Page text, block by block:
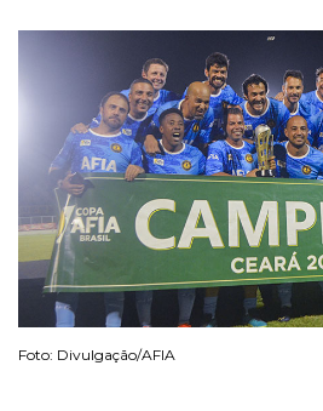
Foto: Divulgação/AFIA